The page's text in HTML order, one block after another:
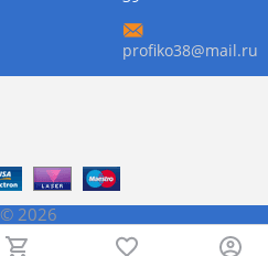
profiko38@mail.ru
© 2026